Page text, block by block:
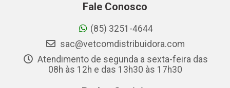
Fale Conosco
(85) 3251-4644
sac@vetcomdistribuidora.com
Atendimento de segunda a sexta-feira das
08h às 12h e das 13h30 às 17h30